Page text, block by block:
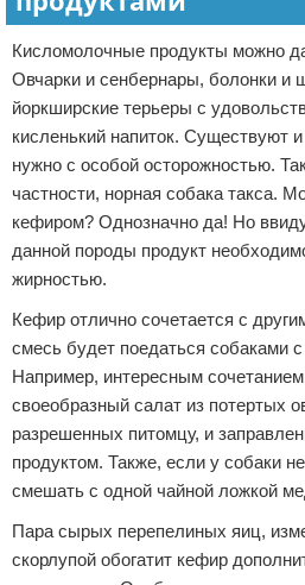
Кисломолочные продукты можно
Овчарки и сенбернары, болонки и
йоркширские терьеры с
кисленький напиток. Существуют
нужно с особой осторожностью.
частности, норная собака такса.
кефиром? Однозначно да! Но
данной породы продукт
жирностью.
Кефир отлично сочетается с
смесь будет поедаться собаками
Например, интересным
своеобразный салат из потертых
разрешенных питомцу, и
продуктом. Также, если у собаки
смешать с одной чайной ложкой
Пара сырых перепелиных яиц,
скорлупой обогатит кефир